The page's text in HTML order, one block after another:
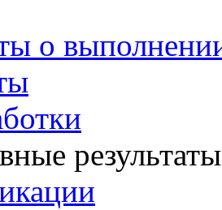
о
результаты